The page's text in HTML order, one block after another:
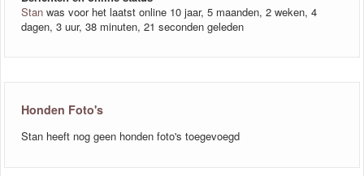
Stan was voor het laatst online 10 jaar, 5 maanden, 2 weken, 4
dagen, 3 uur, 38 minuten, 21 seconden geleden
Honden Foto's
Stan heeft nog geen honden foto's toegevoegd